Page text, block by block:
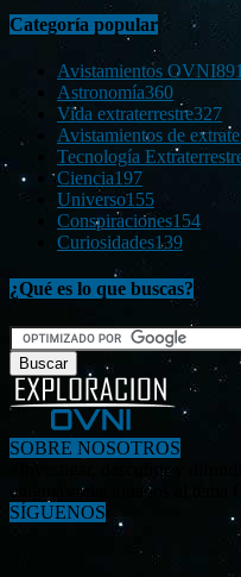
Categoría popular
Avistamientos OVNI891
Astronomía360
Vida extraterrestre327
Avistamientos de
Tecnología
Ciencia197
Universo155
Conspiraciones154
Curiosidades139
¿Qué es lo que buscas?
SOBRE NOSOTROS
«Investigar, descubrir y
enigmas relacionados al tema
SÍGUENOS